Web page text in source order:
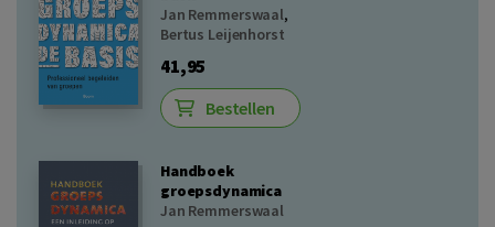
Jan Remmerswaal,
Bertus Leijenhorst
41,95
Bestellen
Handboek
groepsdynamica
Jan Remmerswaal